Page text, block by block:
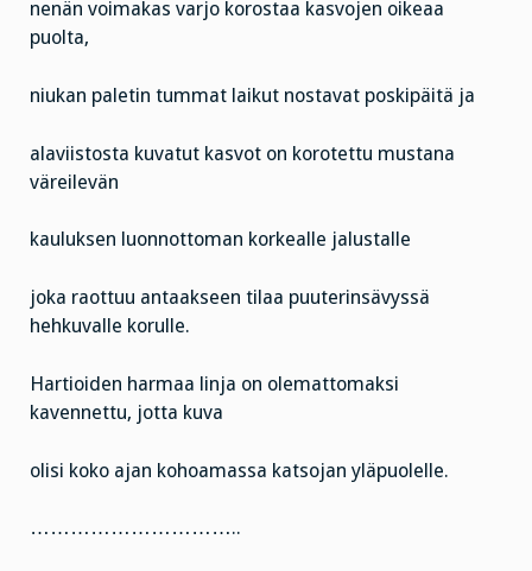
nenän voimakas varjo korostaa kasvojen oikeaa
puolta,
niukan paletin tummat laikut nostavat poskipäitä ja
alaviistosta kuvatut kasvot on korotettu mustana
väreilevän
kauluksen luonnottoman korkealle jalustalle
joka raottuu antaakseen tilaa puuterinsävyssä
hehkuvalle korulle.
Hartioiden harmaa linja on olemattomaksi
kavennettu, jotta kuva
olisi koko ajan kohoamassa katsojan yläpuolelle.
…………………………..